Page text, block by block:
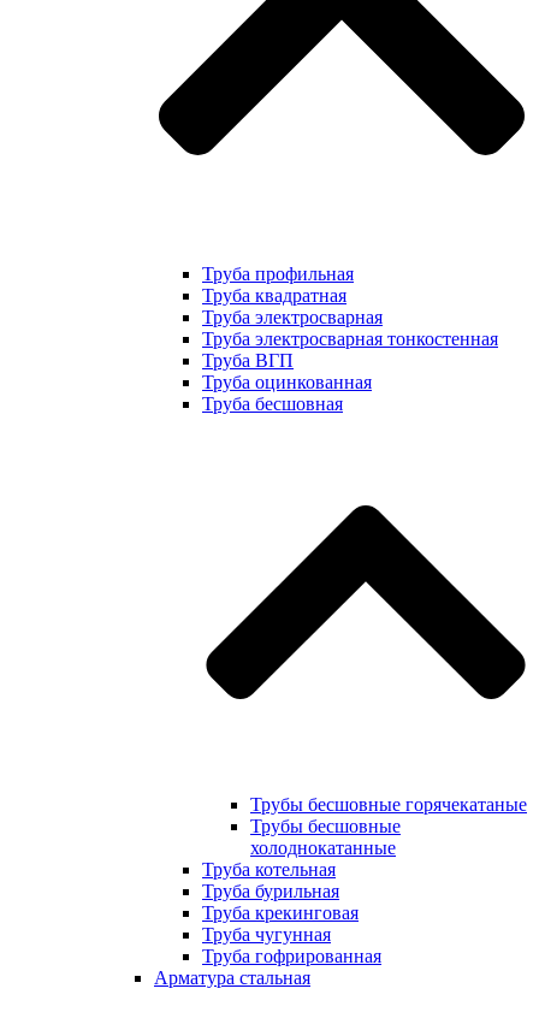
Труба профильная
Труба квадратная
Труба электросварная
Труба электросварная тонкостенная
Труба ВГП
Труба оцинкованная
Труба бесшовная
Трубы бесшовные горячекатаные
Трубы бесшовные
холоднокатанные
Труба котельная
Труба бурильная
Труба крекинговая
Труба чугунная
Труба гофрированная
Арматура стальная